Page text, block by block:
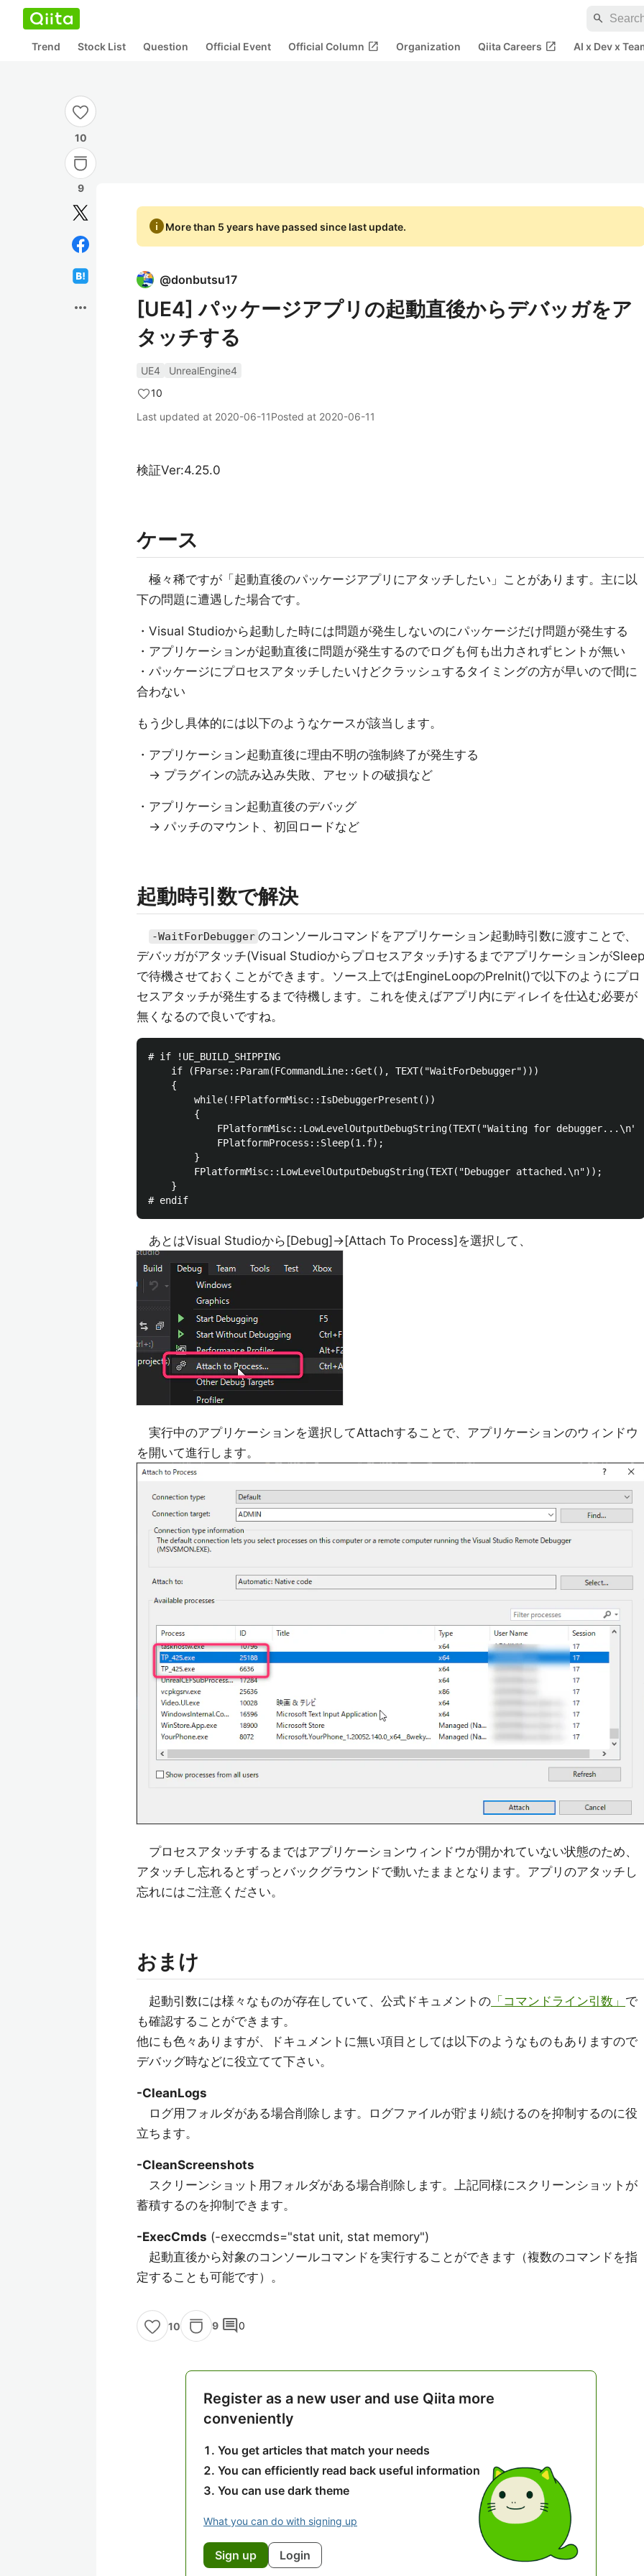
search
Trend Stock List Question Official Event Official Column open_in_new Organization Qiita Careers open_in_new AI x Dev x
10
9
more_horiz
infoMore than 5 years have passed since last update.
@donbutsu17
[UE4] パッケージアプリの起動直後からデバッガをア
タッチする
UE4
UnrealEngine4
10
Last updated at 2020-06-11Posted at 2020-06-11
検証Ver:4.25.0
ケース
極々稀ですが「起動直後のパッケージアプリにアタッチしたい」ことがあります。主に以
下の問題に遭遇した場合です。
・Visual Studioから起動した時には問題が発生しないのにパッケージだけ問題が発生する
・アプリケーションが起動直後に問題が発生するのでログも何も出力されずヒントが無い
・パッケージにプロセスアタッチしたいけどクラッシュするタイミングの方が早いので間に
合わない
もう少し具体的には以下のようなケースが該当します。
・アプリケーション起動直後に理由不明の強制終了が発生する
→ プラグインの読み込み失敗、アセットの破損など
・アプリケーション起動直後のデバッグ
→ パッチのマウント、初回ロードなど
起動時引数で解決
-WaitForDebugger のコンソールコマンドをアプリケーション起動時引数に渡すことで、
デバッガがアタッチ(Visual Studioからプロセスアタッチ)するまでアプリケーションがSleep
で待機させておくことができます。ソース上ではEngineLoopのPreInit()で以下のようにプロ
セスアタッチが発生するまで待機します。これを使えばアプリ内にディレイを仕込む必要が
無くなるので良いですね。
# if !UE_BUILD_SHIPPING
    if (FParse::Param(FCommandLine::Get(), TEXT("WaitForDebugger")))
    {
        while(!FPlatformMisc::IsDebuggerPresent())
        {
FPlatformMisc::LowLevelOutputDebugString(TEXT("Waiting for
            FPlatformProcess::Sleep(1.f);
        }
        FPlatformMisc::LowLevelOutputDebugString(TEXT("Debugger attached.\n"));
    }
あとはVisual Studioから[Debug]->[Attach To Process]を選択して、
実行中のアプリケーションを選択してAttachすることで、アプリケーションのウィンドウ
を開いて進行します。
プロセスアタッチするまではアプリケーションウィンドウが開かれていない状態のため、
アタッチし忘れるとずっとバックグラウンドで動いたままとなります。アプリのアタッチし
忘れにはご注意ください。
おまけ
起動引数には様々なものが存在していて、公式ドキュメントの 「コマンドライン引数」 で
も確認することができます。
他にも色々ありますが、ドキュメントに無い項目としては以下のようなものもありますので
デバッグ時などに役立てて下さい。
-CleanLogs
ログ用フォルダがある場合削除します。ログファイルが貯まり続けるのを抑制するのに役
立ちます。
-CleanScreenshots
スクリーンショット用フォルダがある場合削除します。上記同様にスクリーンショットが
蓄積するのを抑制できます。
-ExecCmds (-execcmds="stat unit, stat memory")
起動直後から対象のコンソールコマンドを実行することができます（複数のコマンドを指
定することも可能です）。
10 9 comment0
Register as a new user and use Qiita more
conveniently
You get articles that match your needs
You can efficiently read back useful information
You can use dark theme
What you can do with signing up
Sign up Login